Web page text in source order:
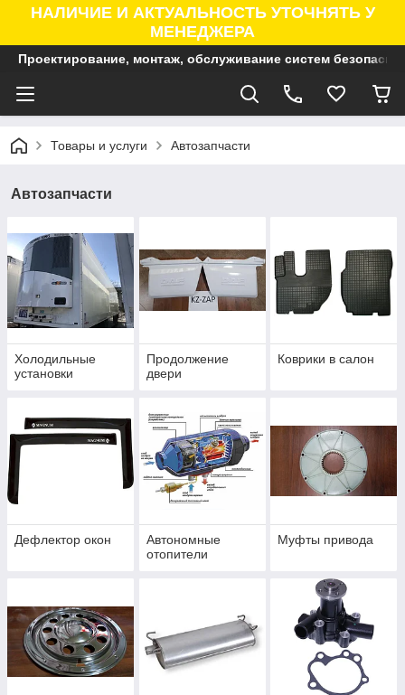
НАЛИЧИЕ И АКТУАЛЬНОСТЬ УТОЧНЯТЬ У
МЕНЕДЖЕРА
Проектирование, монтаж, обслуживание систем
Товары и услуги Автозапчасти
Автозапчасти
Холодильные
установки
Продолжение
двери
Коврики в салон
Дефлектор окон
Автономные
отопители
Муфты привода